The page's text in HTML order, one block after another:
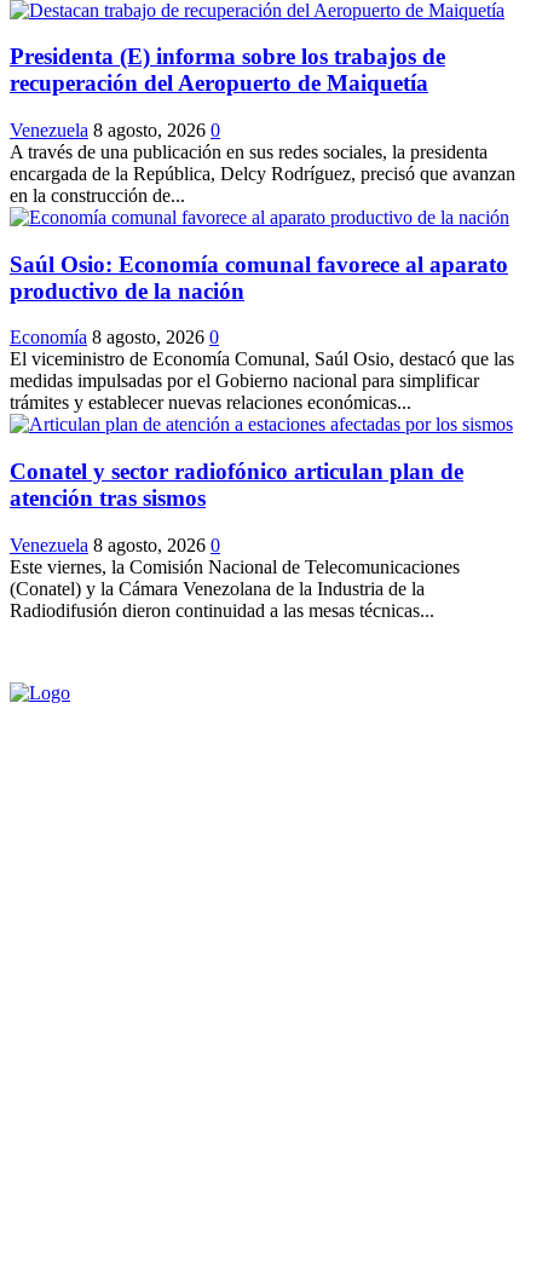
Presidenta (E) informa sobre los trabajos de
recuperación del Aeropuerto de Maiquetía
Venezuela 8 agosto, 2026 0
A través de una publicación en sus redes sociales, la presidenta
encargada de la República, Delcy Rodríguez, precisó que avanzan
en la construcción de...
Saúl Osio: Economía comunal favorece al aparato
productivo de la nación
Economía 8 agosto, 2026 0
El viceministro de Economía Comunal, Saúl Osio, destacó que las
medidas impulsadas por el Gobierno nacional para simplificar
trámites y establecer nuevas relaciones económicas...
Conatel y sector radiofónico articulan plan de
atención tras sismos
Venezuela 8 agosto, 2026 0
Este viernes, la Comisión Nacional de Telecomunicaciones
(Conatel) y la Cámara Venezolana de la Industria de la
Radiodifusión dieron continuidad a las mesas técnicas...